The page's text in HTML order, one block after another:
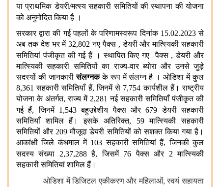
या प्राथमिक डेयरी/मत्स्य सहकारी समितियों की स्थापना की योजना
को अनुमोदित किया है ।
सरकार द्वारा की गई पहलों के परिणामस्वरूप दिनांक 15.02.2023 से
अब तक देश भर में 32,802 नए पैक्स , डेयरी और मात्स्यिकी सहकारी
समितियां पंजीकृत की गई हैं । स्थापित किए गए पैक्स , डेयरी और
मात्स्यिकी सहकारी समितियों का राज्य-वार ब्योरा और उनसे जुड़े
सदस्यों की जानकारीसंलग्नकके रूप में संलग्न है । ओडिशा में कुल
8,361 सहकारी समितियाँ हैं, जिनमें से 7,754 कार्यशील हैं। राष्ट्रीय
योजना के अंतर्गत, राज्य में 2,281 नई सहकारी समितियाँ पंजीकृत की
गई हैं, जिनमें 1,543 बहुउद्देशीय पैक्स और 679 डेयरी सहकारी
समितियाँ शामिल हैं। इसके अतिरिक्त, 59 मात्स्यिकी सहकारी
समितियों और 209 मौजूदा डेयरी समितियों को सशक्त किया गया है।
आकांक्षी जिले कंधमाल में 103 सहकारी समितियां हैं, जिनकी कुल
सदस्य संख्या 2,37,288 है, जिसमें 76 पैक्स और 2 मात्स्यिकी
सहकारी समितियां शामिल हैं।
ओडिशा में डिजिटल एकीकरण और महिलाओं,स्वयं सहायता